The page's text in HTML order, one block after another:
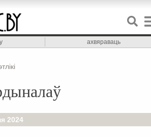
ахвяраваць
2024